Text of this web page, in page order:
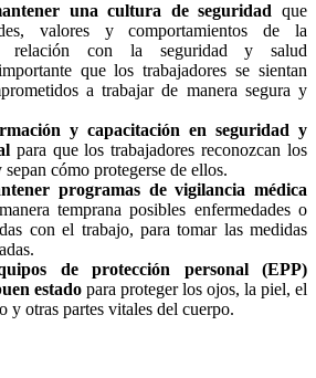
una cultura de seguridad que
valores y comportamientos de la
relación con la seguridad y salud
que los trabajadores se sientan
a trabajar de manera segura y
y capacitación en seguridad y
para que los trabajadores reconozcan los
cómo protegerse de ellos.
programas de vigilancia médica
temprana posibles enfermedades o
con el trabajo, para tomar las medidas
de protección personal (EPP)
estado para proteger los ojos, la piel, el
y otras partes vitales del cuerpo.